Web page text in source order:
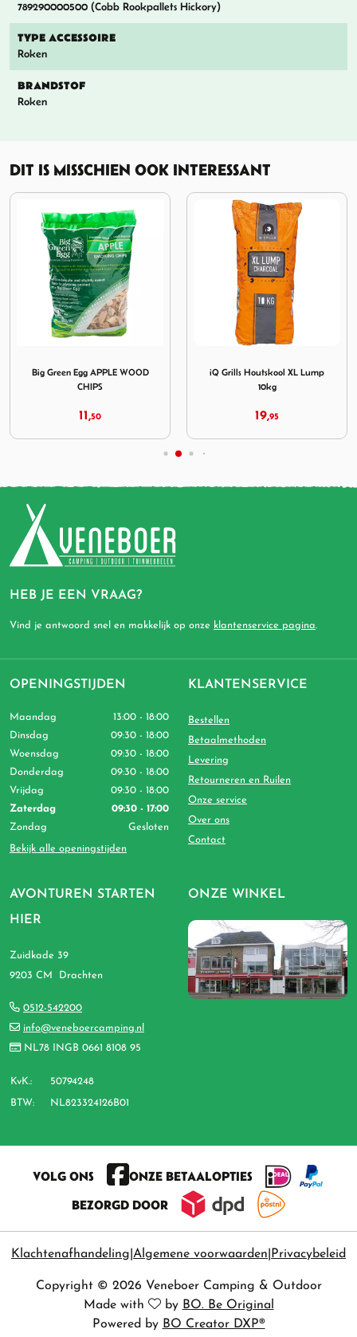
789290000500 (Cobb Rookpallets Hickory)
TYPE ACCESSOIRE
Roken
BRANDSTOF
Roken
DIT IS MISSCHIEN OOK INTERESSANT
Big Green Egg APPLE WOOD
CHIPS
11,50
iQ Grills Houtskool XL Lump
10kg
19,95
HEB JE EEN VRAAG?
Vind je antwoord snel en makkelijk op onze klantenservice pagina.
AVONTUREN STARTEN
HIER
Zuidkade 39
9203 CM Drachten
0512-542200
info@veneboercamping.nl
NL78 INGB 0661 8108 95
KvK.: 50794248
BTW: NL823324126B01
OPENINGSTIJDEN
Maandag
13:00 - 18:00
Dinsdag
09:30 - 18:00
Woensdag
09:30 - 18:00
Donderdag
09:30 - 18:00
Vrijdag
09:30 - 18:00
Zaterdag
09:30 - 17:00
Zondag
Gesloten
Bekijk alle openingstijden
KLANTENSERVICE
Bestellen
Betaalmethoden
Levering
Retourneren en Ruilen
Onze service
Over ons
Contact
ONZE WINKEL
VOLG ONS
ONZE BETAALOPTIES
BEZORGD DOOR
Klachtenafhandeling Algemene voorwaarden Privacybeleid
Copyright © 2026 Veneboer Camping & Outdoor
Made with
by BO. Be Original
Powered by BO Creator DXP®